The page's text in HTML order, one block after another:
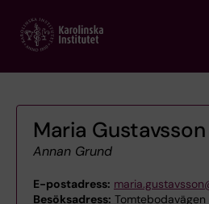
main
Maria Gustavsson
Annan Grund
E-postadress:
Besöksadress: Tomtebodavägen